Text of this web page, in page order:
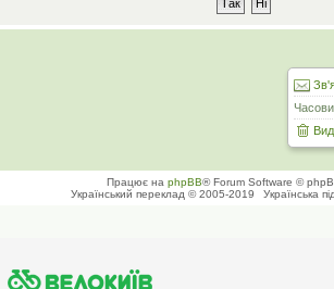
Працює на phpBB® Forum Software ©
Український переклад © 2005-2019
Українська